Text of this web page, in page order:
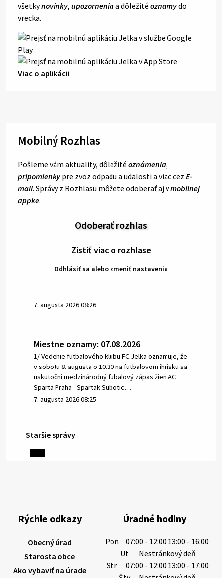
všetkynovinky, upozorneniaa dôležité oznamydo
vrecka.
Viac o aplikácii
Mobilný Rozhlas
Pošleme vám aktuality, dôležité oznámenia,
pripomienky pre zvoz odpadu a udalosti a viac cez E-
mail. Správy z Rozhlasu môžete odoberať aj vmobilnej
appke.
Odoberať rozhlas
Zistiť viac o rozhlase
Odhlásiť sa alebo zmeniť nastavenia
7. augusta 2026 08:26
Miestne oznamy: 07.08.2026
1/ Vedenie futbalového klubu FC Jelka oznamuje, že
v sobotu 8. augusta o 10.30 na futbalovom ihrisku sa
uskutoční medzinárodný fubalový zápas žien AC
Sparta Praha - Spartak Subotic…
7. augusta 2026 08:25
6. augusta 2026 08:13
výdatnosti vodárenských zdrojov.
Západoslovenská vodárenská spoločnosť preto
6. augusta 2026 08:12
Staršie správy
Rýchle odkazy
Obecný úrad
Starosta obce
Ako vybaviť na úrade
Úradné hodiny
Pon
07:00 - 12:00 13:00 - 16:00
Ut
Nestránkový deň
Str
07:00 - 12:00 13:00 - 17:00